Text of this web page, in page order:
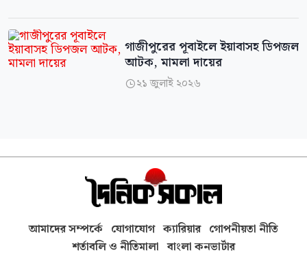
গাজীপুরের পূবাইলে ইয়াবাসহ ডিপজল
আটক, মামলা দায়ের
২১ জুলাই ২০২৬
আমাদের সম্পর্কে যোগাযোগ ক্যারিয়ার গোপনীয়তা নীতি
শর্তাবলি ও নীতিমালা বাংলা কনভার্টার